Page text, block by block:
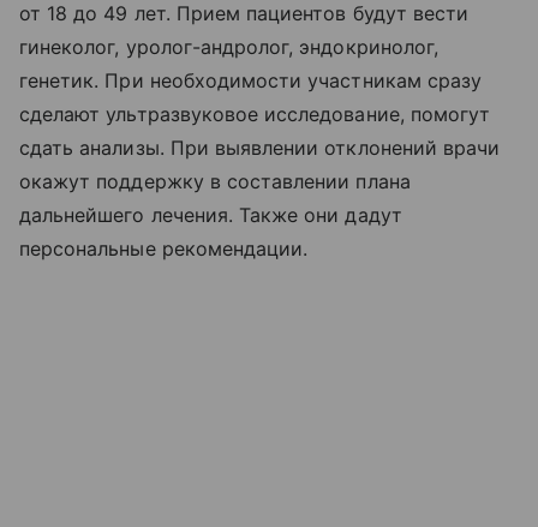
от 18 до 49 лет. Прием пациентов будут вести
гинеколог, уролог-андролог, эндокринолог,
генетик. При необходимости участникам сразу
сделают ультразвуковое исследование, помогут
сдать анализы. При выявлении отклонений врачи
окажут поддержку в составлении плана
дальнейшего лечения. Также они дадут
персональные рекомендации.